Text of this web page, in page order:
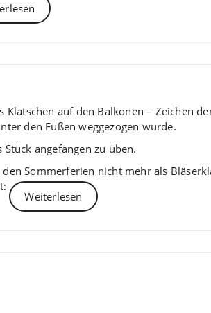
Klatschen auf den Balkonen – Zeichen
den Füßen weggezogen wurde.
angefangen zu üben.
Sommerferien nicht mehr als
Weiterlesen